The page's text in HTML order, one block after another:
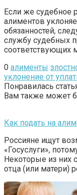
Если же судебное
алиментов
обязанностей,
службу судебных
соответствующих
0 алименты
уклонение от
Понравилась
Вам также может
Как подать на
Россияне ищут
«Госуслуги»,
Некоторые из них
отца (или матери)